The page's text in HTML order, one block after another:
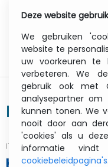
Linerless
ITCurry #:07359777 |
Deze website
We gebruiken
website te
uw voorkeuren
verbeteren. We
gebruik ook met
analysepartner
kunnen tonen. We
nooit door aan
'cookies' als u
informatie
cookiebeleidpagina's.